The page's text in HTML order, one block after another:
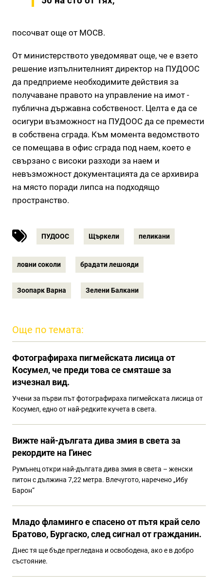
посочват още от МОСВ.
От министерството уведомяват още, че е взето
решение изпълнителният директор на ПУДООС
да предприеме необходимите действия за
получаване правото на управление на имот -
публична държавна собственост. Целта е да се
осигури възможност на ПУДООС да се премести
в собствена сграда. Към момента ведомството
се помещава в офис сграда под наем, което е
свързано с високи разходи за наем и
невъзможност документацията да се архивира
на място поради липса на подходящо
пространство.
ПУДООС Щъркели пеликани
ловни соколи брадати лешояди
Зоопарк Варна Зелени Балкани
Още по темата:
Фотографираха пигмейската лисица от
Косумел, че преди това се смяташе за
изчезнал вид.
Учени за първи път фотографираха пигмейската лисица от
Косумел, едно от най-редките кучета в света.
Вижте най-дългата дива змия в света за
рекордите на Гинес
Румънец откри най-дългата дива змия в света – женски
питон с дължина 7,22 метра. Влечугото, наречено „Ибу
Барон“
Младо фламинго е спасено от пътя край село
Братово, Бургаско, след сигнал от гражданин.
Днес тя ще бъде прегледана и освободена, ако е в добро
състояние.